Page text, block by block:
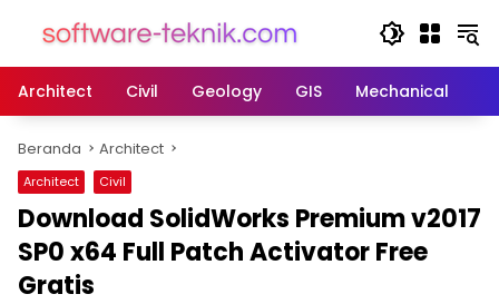
Architect
Civil Geology GIS Mechanical
Beranda Architect
Architect Civil
Download SolidWorks Premium v2017
SP0 x64 Full Patch Activator Free
Gratis